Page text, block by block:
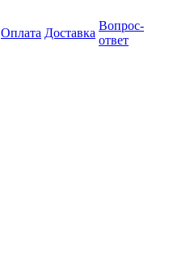
Оплата Доставка
Вопрос-
ответ